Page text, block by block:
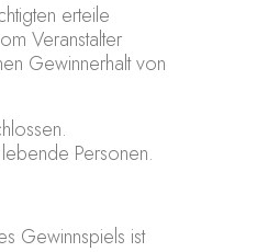
erteile
Veranstalter
Gewinnerhalt von
Personen.
Gewinnspiels ist